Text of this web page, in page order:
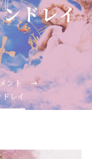
ドレイ
ント
レイ